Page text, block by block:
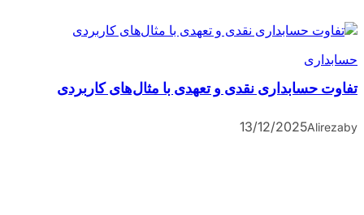
حسابداری
تفاوت حسابداری نقدی و تعهدی با مثال‌های کاربردی
by
Alireza
13/12/2025